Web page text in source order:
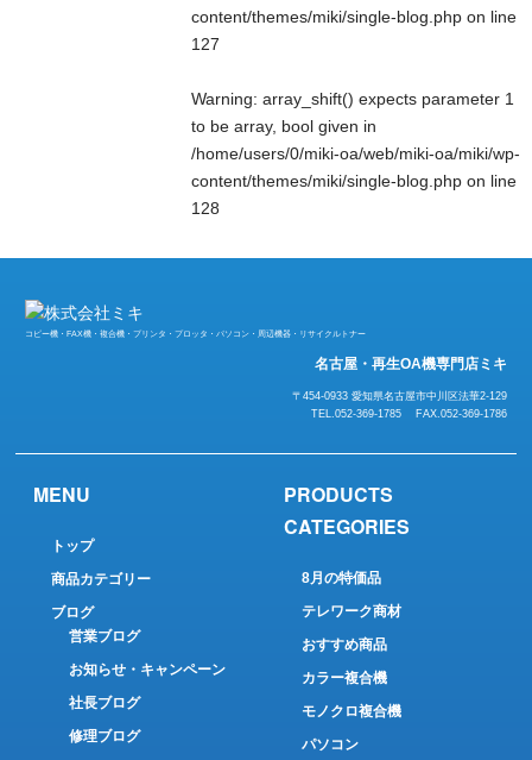
content/themes/miki/single-blog.php on line
127
Warning: array_shift() expects parameter 1
to be array, bool given in
/home/users/0/miki-oa/web/miki-oa/miki/wp-
content/themes/miki/single-blog.php on line
128
コピー機・FAX機・複合機・プリンタ・プロッタ・パソコン・周辺機器・リサイクルトナー
名古屋・再生OA機専門店ミキ
〒454-0933 愛知県名古屋市中川区法華2-129
TEL.052-369-1785 FAX.052-369-1786
MENU
トップ
商品カテゴリー
ブログ
営業ブログ
お知らせ・キャンペーン
社長ブログ
修理ブログ
PRODUCTS
CATEGORIES
8月の特価品
テレワーク商材
おすすめ商品
カラー複合機
モノクロ複合機
パソコン